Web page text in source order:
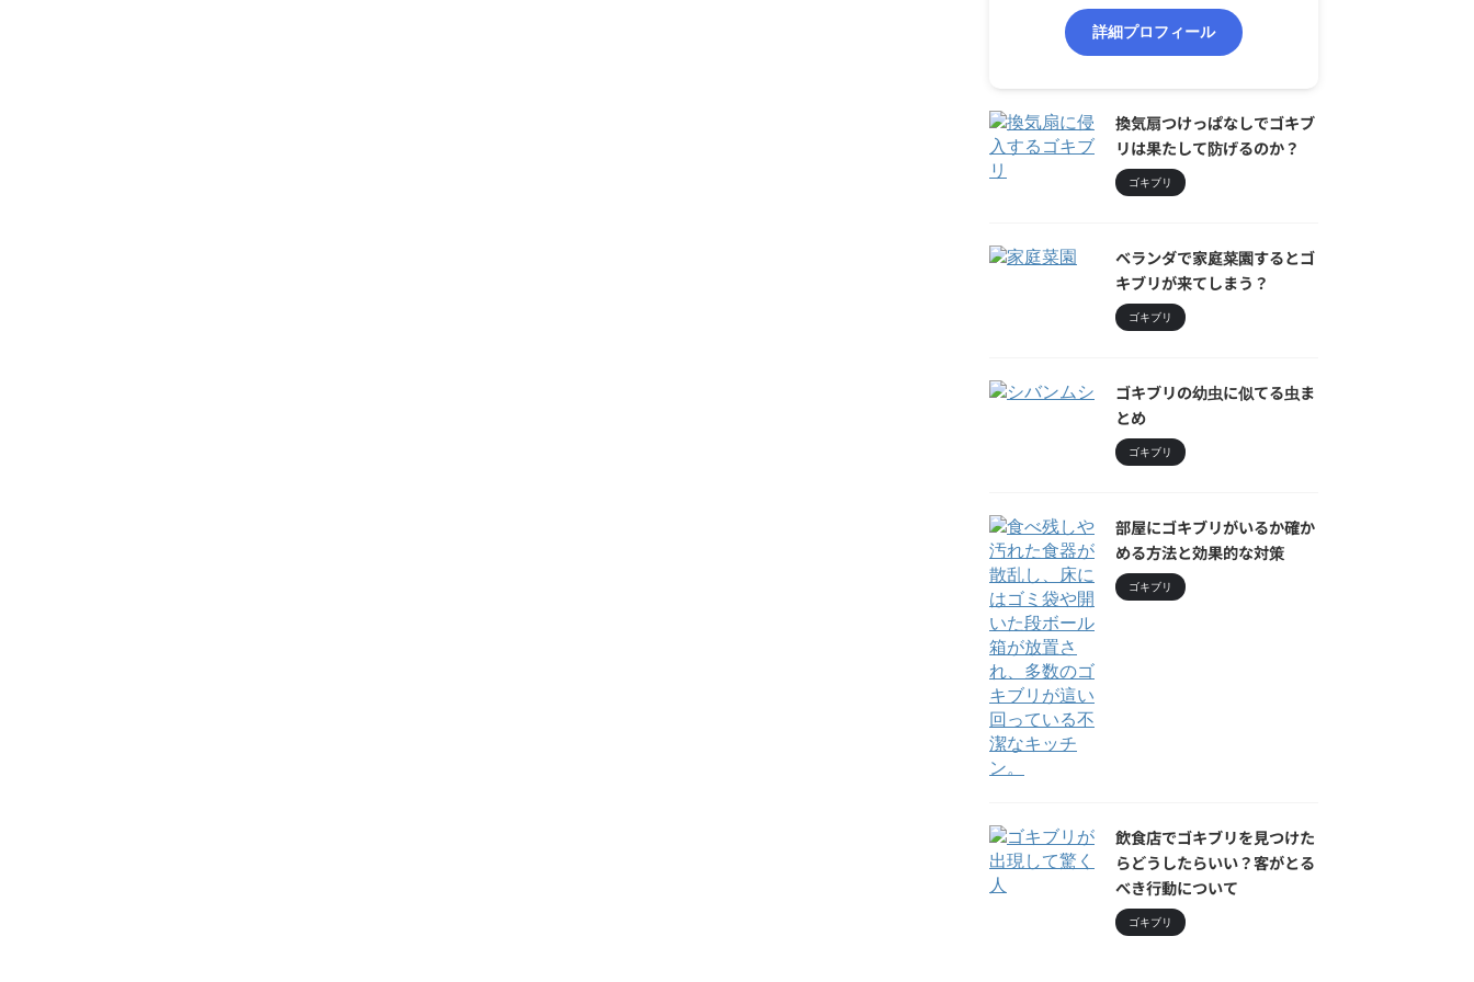
詳細プロフィール
換気扇つけっぱなしでゴキブ
リは果たして防げるのか？
ゴキブリ
ベランダで家庭菜園するとゴ
キブリが来てしまう？
ゴキブリ
ゴキブリの幼虫に似てる虫ま
とめ
ゴキブリ
部屋にゴキブリがいるか確か
める方法と効果的な対策
ゴキブリ
飲食店でゴキブリを見つけた
らどうしたらいい？客がとる
べき行動について
ゴキブリ